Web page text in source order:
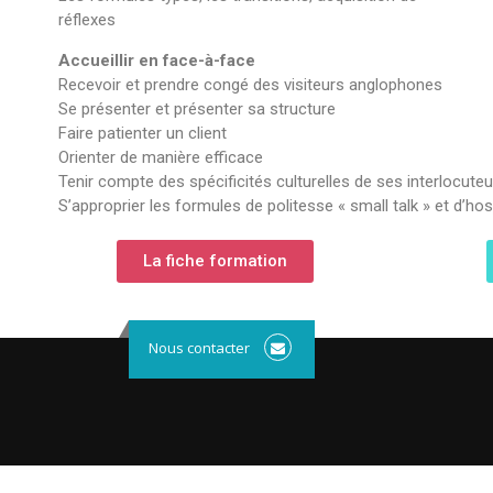
réflexes
Accueillir en face-à-face
Recevoir et prendre congé des visiteurs anglophones
Se présenter et présenter sa structure
Faire patienter un client
Orienter de manière efficace
Tenir compte des spécificités culturelles de ses
S’approprier les formules de politesse « small talk » et
La fiche formation
Nous contacter